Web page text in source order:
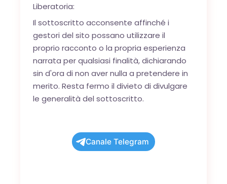
Liberatoria:
Il sottoscritto acconsente affinché i
gestori del sito possano utilizzare il
proprio racconto o la propria esperienza
narrata per qualsiasi finalità, dichiarando
sin d'ora di non aver nulla a pretendere in
merito. Resta fermo il divieto di divulgare
le generalità del sottoscritto.
Canale Telegram